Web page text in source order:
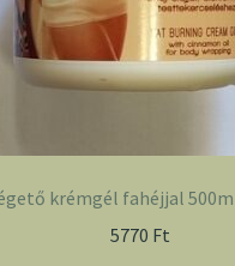
krémgél fahéjjal
5770 Ft